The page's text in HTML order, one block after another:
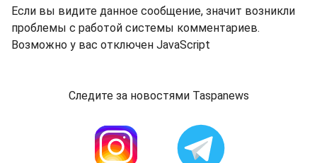
Если вы видите данное сообщение, значит возникли
проблемы с работой системы комментариев.
Возможно у вас отключен JavaScript
Следите за новостями Taspanews